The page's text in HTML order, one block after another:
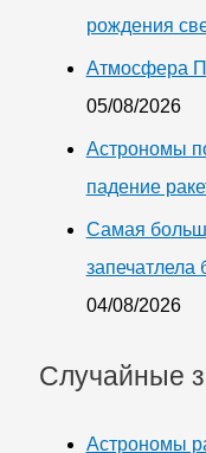
рождения
Атмосфера
05/08/2026
Астрономы
падение
Самая
запечатлела
04/08/2026
Случайные
Астрономы